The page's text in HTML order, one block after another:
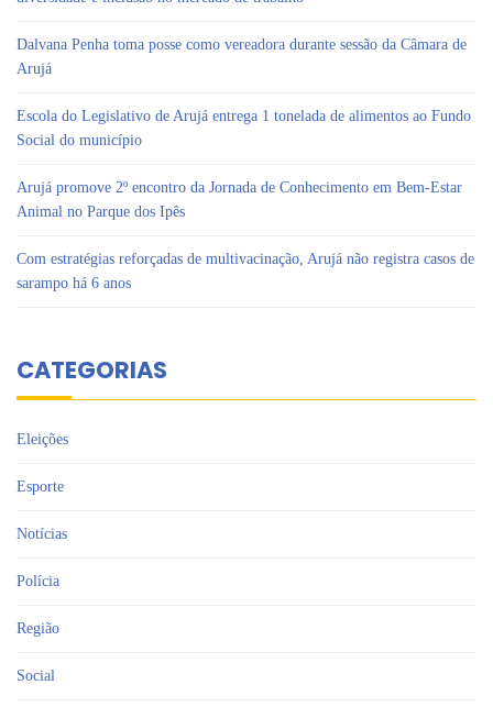
Dalvana Penha toma posse como vereadora durante sessão da Câmara de
Arujá
Escola do Legislativo de Arujá entrega 1 tonelada de alimentos ao Fundo
Social do município
Arujá promove 2º encontro da Jornada de Conhecimento em Bem-Estar
Animal no Parque dos Ipês
Com estratégias reforçadas de multivacinação, Arujá não registra casos de
sarampo há 6 anos
CATEGORIAS
Eleições
Esporte
Notícias
Polícia
Região
Social